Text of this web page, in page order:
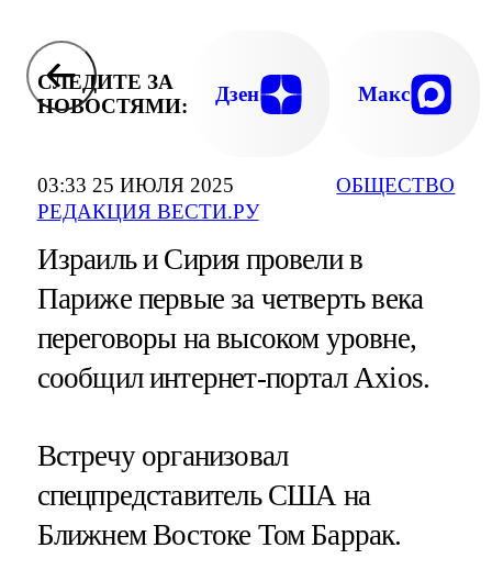
03:33 25 ИЮЛЯ 2025
РЕДАКЦИЯ ВЕСТИ.РУ
ОБЩЕСТВО
СЛЕДИТЕ ЗА
НОВОСТЯМИ:
Дзен Макс
Израиль и Сирия провели в
Париже первые за четверть века
переговоры на высоком уровне,
сообщил интернет-портал Axios.
Встречу организовал
спецпредставитель США на
Ближнем Востоке Том Баррак.